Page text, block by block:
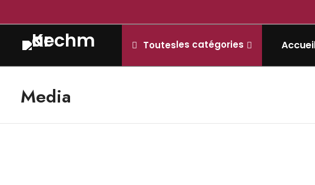
Toutesles catégories
Media